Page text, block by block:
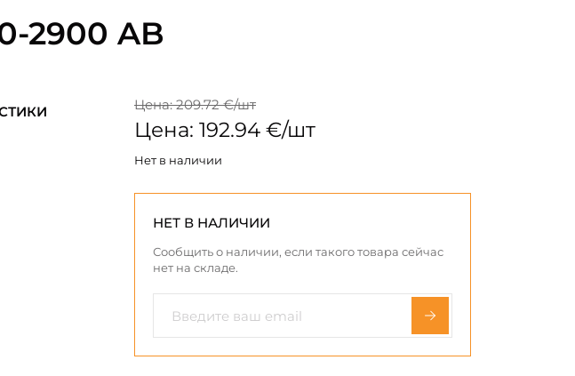
2900 AB
Цена: 209.72 €/шт
Цена: 192.94 €/шт
Нет в наличии
НЕТ В НАЛИЧИИ
Сообщить о наличии, если такого товара сейчас
нет на складе.